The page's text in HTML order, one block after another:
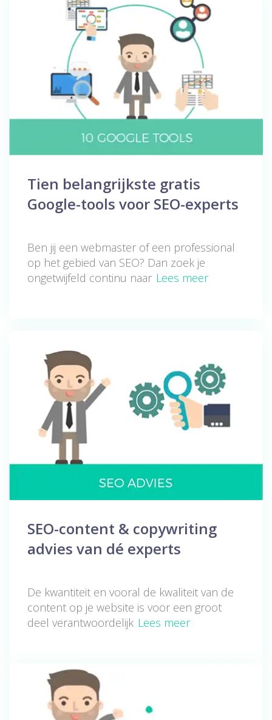
Tien belangrijkste gratis
Google-tools voor SEO-experts
Ben jij een webmaster of een professional
op het gebied van SEO? Dan zoek je
ongetwijfeld continu naar Lees meer
SEO-content & copywriting
advies van dé experts
De kwantiteit en vooral de kwaliteit van de
content op je website is voor een groot
deel verantwoordelijk Lees meer